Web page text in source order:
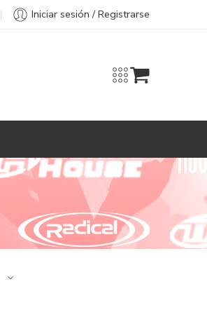
Iniciar sesión / Registrarse